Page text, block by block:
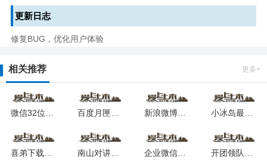
更新日志
修复BUG，优化用户体验
相关推荐 更多+
百度月匣聊天免费版安卓版下载2025 新浪微博移动版2025安卓最新版 小冰岛最新2025安卓版
喜弟下载安装2025版本 南山对讲app安卓版下载 企业微信教育版2025下载 开团领队版官方app最新版下载